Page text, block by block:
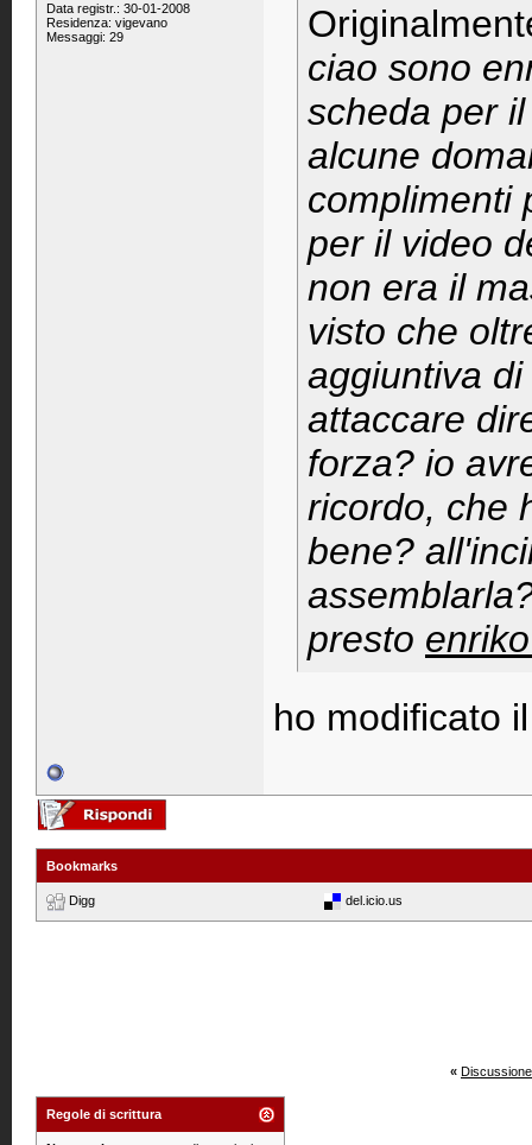
Data registr.: 30-01-2008
Residenza: vigevano
Messaggi: 29
ciao sono
scheda per
alcune
complimenti
per il video
non era il
visto che
aggiuntiva
attaccare
forza? io
ricordo, che
bene?
presto
ho modificato
Bookmarks
Digg del.icio.us
«
Regole di scrittura